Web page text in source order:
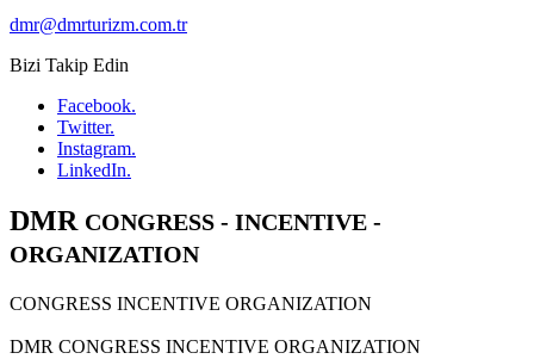
dmr@dmrturizm.com.tr
Bizi Takip Edin
Facebook.
Twitter.
Instagram.
LinkedIn.
DMR CONGRESS - INCENTIVE -
ORGANIZATION
CONGRESS INCENTIVE ORGANIZATION
DMR CONGRESS INCENTIVE ORGANIZATION